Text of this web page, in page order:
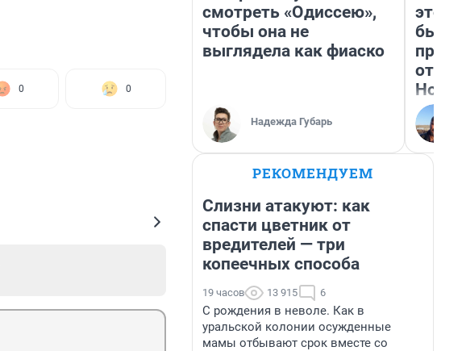
0 0
смотреть «Одиссею»,
чтобы она не
выглядела как фиаско
Надежда Губарь
этого
бьет
РЕКОМЕНДУЕМ
Слизни атакуют: как
спасти цветник от
вредителей — три
копеечных способа
19 часов 13 915 6
С рождения в неволе. Как в
уральской колонии осужденные
мамы отбывают срок вместе со